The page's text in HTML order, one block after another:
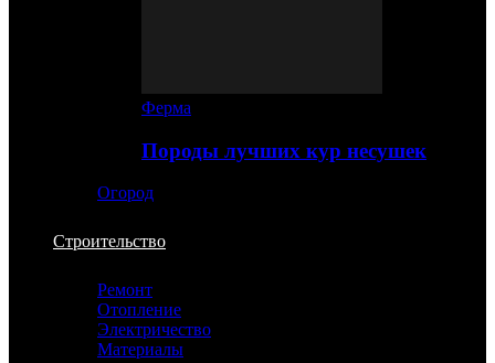
Ферма
Породы лучших кур несушек
Огород
Строительство
Ремонт
Отопление
Электричество
Материалы